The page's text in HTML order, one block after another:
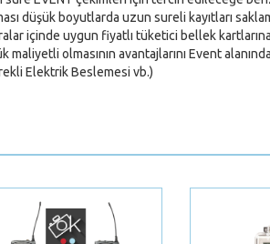
düşük boyutlarda uzun sureli kayıtları
içinde uygun fiyatlı tüketici bellek
olmasının avantajlarını Event
Elektrik Beslemesi vb.)